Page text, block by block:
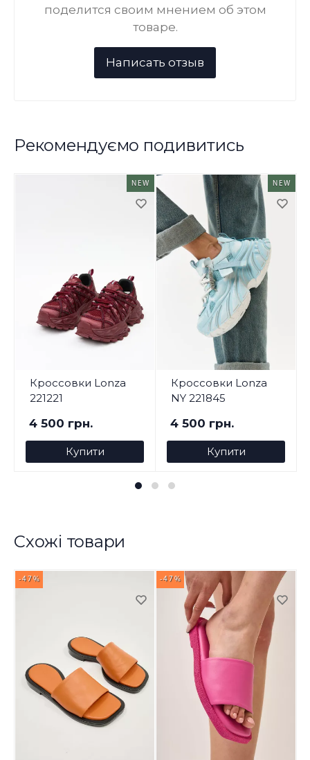
поделится своим мнением об этом
товаре.
Рекомендуємо подивитись
NEW
Кроссовки Lonza
221221
4 500 грн.
Купити
NEW
Кроссовки Lonza
NY 221845
4 500 грн.
Купити
Схожі товари
-47% -47%